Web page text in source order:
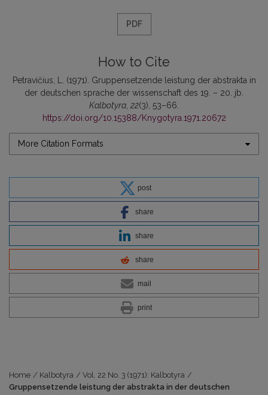
PDF
How to Cite
Petravičius, L. (1971). Gruppensetzende leistung der abstrakta in
der deutschen sprache der wissenschaft des 19. – 20. jb.
Kalbotyra 22(3), 53–66.
https://doi.org/10.15388/Knygotyra.1971.20672
More Citation Formats
post
share
share
share
mail
print
Home / Kalbotyra / Vol. 22 No. 3 (1971): Kalbotyra /
Gruppensetzende leistung der abstrakta in der deutschen